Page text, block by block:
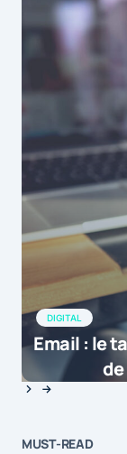
DIGITAL
Email : le
MUST-READ